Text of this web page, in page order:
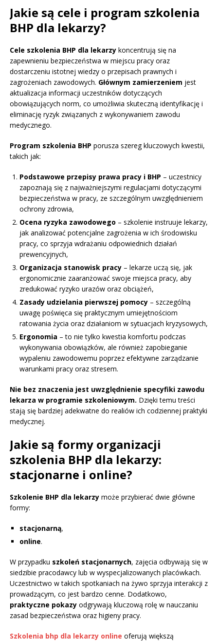
Jakie są cele i program szkolenia
BHP dla lekarzy?
Cele szkolenia BHP dla lekarzy koncentrują się na
zapewnieniu bezpieczeństwa w miejscu pracy oraz
dostarczeniu istotnej wiedzy o przepisach prawnych i
zagrożeniach zawodowych. Głównym zamierzeniem jest
aktualizacja informacji uczestników dotyczących
obowiązujących norm, co umożliwia skuteczną identyfikację i
eliminację ryzyk związanych z wykonywaniem zawodu
medycznego.
Program szkolenia BHP porusza szereg kluczowych kwestii,
takich jak:
Podstawowe przepisy prawa pracy i BHP – uczestnicy
zapoznają się z najważniejszymi regulacjami dotyczącymi
bezpieczeństwa w pracy, ze szczególnym uwzględnieniem
ochrony zdrowia,
Ocena ryzyka zawodowego – szkolenie instruuje lekarzy,
jak analizować potencjalne zagrożenia w ich środowisku
pracy, co sprzyja wdrażaniu odpowiednich działań
prewencyjnych,
Organizacja stanowisk pracy – lekarze uczą się, jak
ergonomicznie zaaranżować swoje miejsca pracy, aby
zredukować ryzyko urazów oraz obciążeń,
Zasady udzielania pierwszej pomocy – szczególną
uwagę poświęca się praktycznym umiejętnościom
ratowania życia oraz działaniom w sytuacjach kryzysowych,
Ergonomia – to nie tylko kwestia komfortu podczas
wykonywania obowiązków, ale również zapobieganie
wypaleniu zawodowemu poprzez efektywne zarządzanie
warunkami pracy oraz stresem.
Nie bez znaczenia jest uwzględnienie specyfiki zawodu
lekarza w programie szkoleniowym. Dzięki temu treści
stają się bardziej adekwatne do realiów ich codziennej praktyki
medycznej.
Jakie są formy organizacji
szkolenia BHP dla lekarzy:
stacjonarne i online?
Szkolenie BHP dla lekarzy może przybierać dwie główne
formy:
stacjonarną,
online.
W przypadku szkoleń stacjonarnych, zajęcia odbywają się w
siedzibie pracodawcy lub w wyspecjalizowanych placówkach.
Uczestnictwo w takich spotkaniach na żywo sprzyja interakcji z
prowadzącym, co jest bardzo cenne. Dodatkowo,
praktyczne pokazy odgrywają kluczową rolę w nauczaniu
zasad bezpieczeństwa oraz higieny pracy.
Szkolenia bhp dla lekarzy online oferują większą